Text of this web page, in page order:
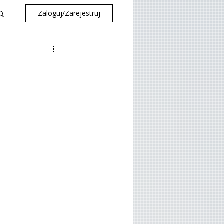
Zaloguj/Zarejestruj